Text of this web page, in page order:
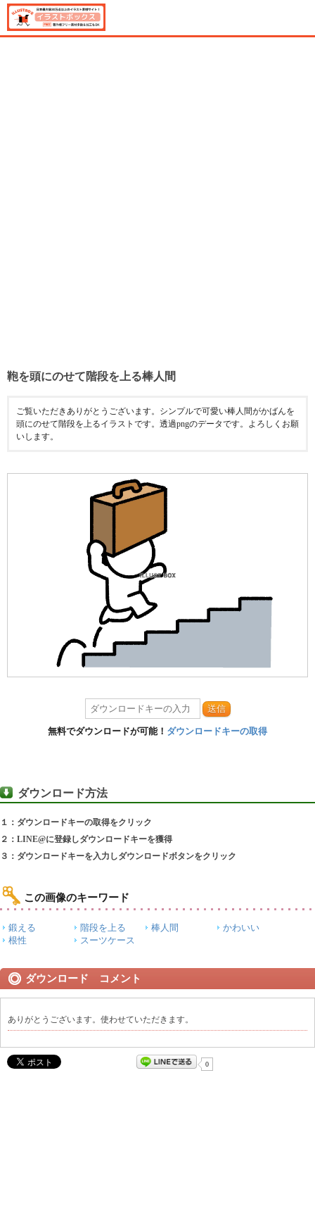
鞄を頭にのせて階段を上る棒人間
ご覧いただきありがとうございます。シンプルで可愛い棒人間がかばんを
頭にのせて階段を上るイラストです。透過pngのデータです。よろしくお願
いします。
送信
無料でダウンロードが可能！ ダウンロードキーの取得
ダウンロード方法
１：ダウンロードキーの取得をクリック
２：LINE@に登録しダウンロードキーを獲得
３：ダウンロードキーを入力しダウンロードボタンをクリック
この画像のキーワード
鍛える 階段を上る 棒人間
かわいい
根性
スーツケース
ダウンロード コメント
ありがとうございます。使わせていただきます。
0